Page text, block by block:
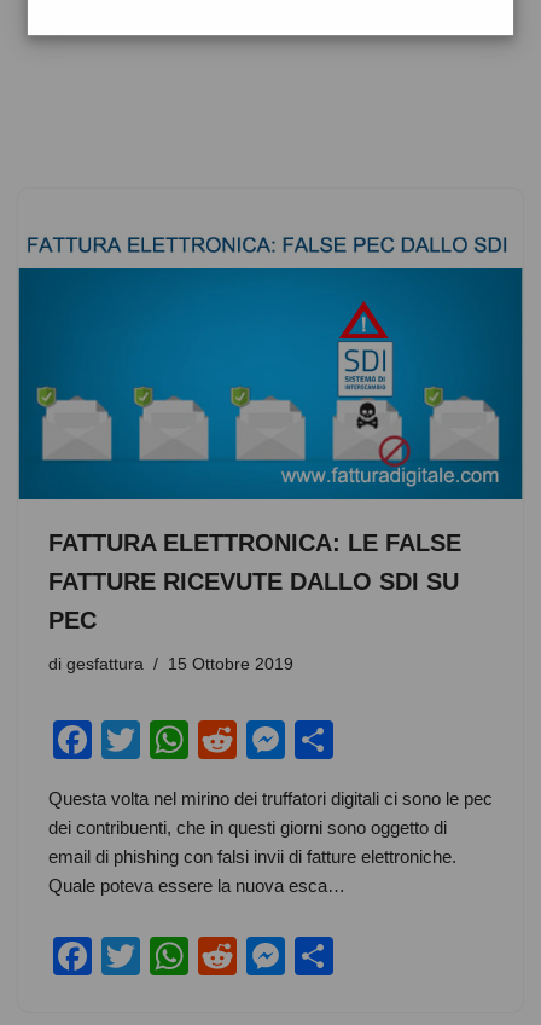
FATTURA ELETTRONICA: LE FALSE
FATTURE RICEVUTE DALLO SDI SU
PEC
di gesfattura 15 Ottobre 2019
F
c
e
b
o
o
T
tt
er
W
at
s
A
p
p
R
d
di
t
M
ss
e
n
g
er
n
di
vi
Questa volta nel mirino dei truffatori digitali ci sono le pec
dei contribuenti, che in questi giorni sono oggetto di
email di phishing con falsi invii di fatture elettroniche.
Quale poteva essere la nuova esca…
F
T
W
R
M